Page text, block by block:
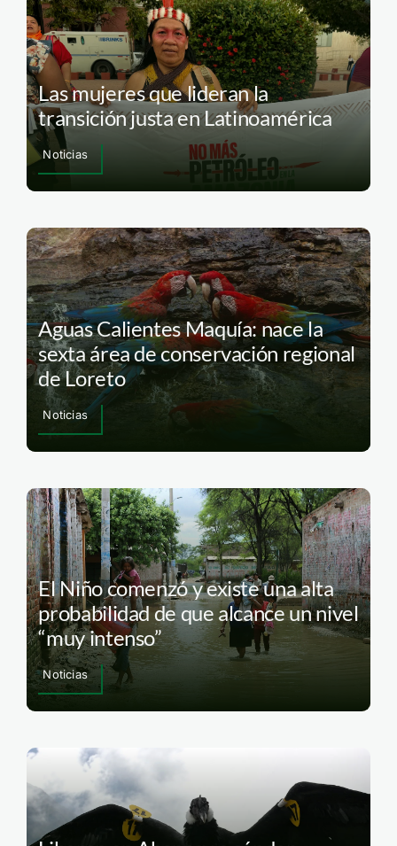
Las mujeres que lideran la
transición justa en Latinoamérica
Noticias
Aguas Calientes Maquía: nace la
sexta área de conservación regional
de Loreto
Noticias
El Niño comenzó y existe una alta
probabilidad de que alcance un nivel
“muy intenso”
Noticias